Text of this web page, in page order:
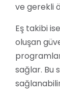
ve gerekli
Eş takibi
oluşan
sağlar. Bu